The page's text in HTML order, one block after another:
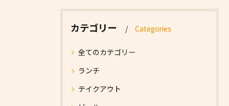
カテゴリー Categories
全てのカテゴリー
ランチ
テイクアウト